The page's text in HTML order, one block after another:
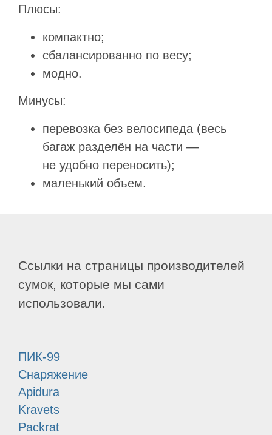
Плюсы:
компактно;
сбалансированно по весу;
модно.
Минусы:
перевозка без велосипеда (весь
багаж разделён на части —
не удобно переносить);
маленький объем.
Ссылки на страницы производителей
сумок, которые мы сами
использовали.
ПИК-99
Снаряжение
Apidura
Kravets
Packrat